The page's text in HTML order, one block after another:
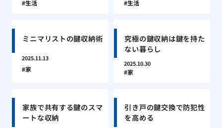
生活 生活
ミニマリストの鍵収納術
2025.11.13
家
究極の鍵収納は鍵を持た
ない暮らし
2025.10.30
家
家族で共有する鍵のスマ
ートな収納
引き戸の鍵交換で防犯性
を高める